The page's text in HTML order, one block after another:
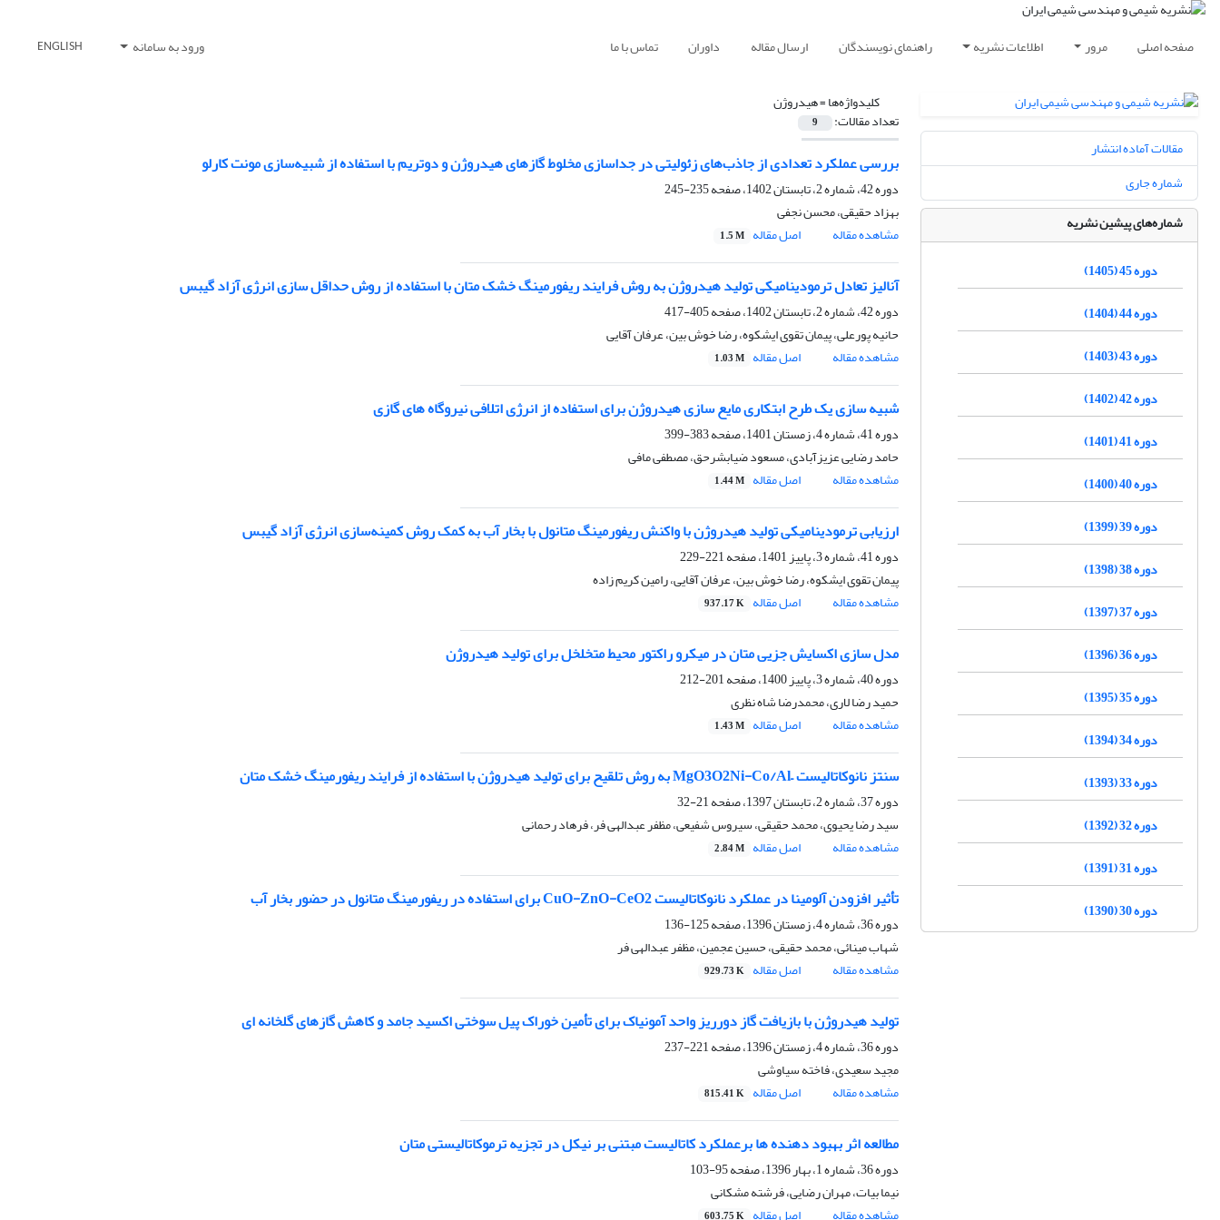
صفحه اصلی مرور اطلاعات نشریه راهنمای نویسندگان ارسال مقاله داوران تماس با ما ورود به سامانه ENGLISH
کلیدواژه‌ها =هیدروژن
تعداد مقالات: 9
بررسی عملکرد تعدادی از جاذب‌های زئولیتی در جداسازی مخلوط گازهای هیدروژن و دوتریم با استفاده از شبیه‌سازی مونت کارلو
دوره 42، شماره 2، تابستان 1402، صفحه
235-245
بهزاد حقیقی، محسن نجفی
مشاهده مقاله
اصل مقاله 1.5 M
آنالیز تعادل ترمودینامیکی تولید هیدروژن به روش فرایند ریفورمینگ خشک متان با استفاده از روش حداقل سازی انرژی آزاد گیبس
دوره 42، شماره 2، تابستان 1402، صفحه
405-417
حانیه پورعلی، پیمان تقوی ایشکوه، رضا خوش بین، عرفان آقایی
مشاهده مقاله
اصل مقاله 1.03 M
شبیه سازی یک طرح ابتکاری مایع سازی هیدروژن برای استفاده از انرژی اتلافی نیروگاه های گازی
دوره 41، شماره 4، زمستان 1401، صفحه
383-399
حامد رضایی عزیزآبادی، مسعود ضیابشرحق، مصطفی مافی
مشاهده مقاله
اصل مقاله 1.44 M
ارزیابی ترمودینامیکی تولید هیدروژن با واکنش ریفورمینگ متانول با بخار آب به کمک روش کمینه‌سازی انرژی آزاد گیبس
دوره 41، شماره 3، پاییز 1401، صفحه
221-229
پیمان تقوی ایشکوه، رضا خوش بین، عرفان آقایی، رامین کریم زاده
مشاهده مقاله
اصل مقاله 937.17 K
مدل سازی اکسایش جزیی متان در میکرو راکتور محیط متخلخل برای تولید هیدروژن
دوره 40، شماره 3، پاییز 1400، صفحه
201-212
حمید رضا لاری، محمدرضا شاه نظری
مشاهده مقاله
اصل مقاله 1.43 M
سنتز نانوکاتالیست –MgO3O2Ni-Co/Al به روش تلقیح برای تولید هیدروژن با استفاده از فرایند ریفورمینگ خشک متان
دوره 37، شماره 2، تابستان 1397، صفحه
21-32
سید رضا یحیوی، محمد حقیقی، سیروس شفیعی، مظفر عبدالهی فر، فرهاد رحمانی
مشاهده مقاله
اصل مقاله 2.84 M
تأثیر افزودن آلومینا در عملکرد نانوکاتالیست CuO-ZnO-CeO2 برای استفاده در ریفورمینگ متانول در حضور بخار آب
دوره 36، شماره 4، زمستان 1396، صفحه
125-136
شهاب مینائی، محمد حقیقی، حسین عجمین، مظفر عبدالهی فر
مشاهده مقاله
اصل مقاله 929.73 K
تولید هیدروژن با بازیافت گاز دورریز واحد آمونیاک برای تأمین خوراک پیل سوختی اکسید جامد و کاهش گازهای گلخانه ای
دوره 36، شماره 4، زمستان 1396، صفحه
221-237
مجید سعیدی، فاخته سیاوشی
مشاهده مقاله
اصل مقاله 815.41 K
مطالعه اثر بهبود دهنده ها برعملکرد کاتالیست مبتنی بر نیکل در تجزیه ترموکاتالیستی متان
دوره 36، شماره 1، بهار 1396، صفحه
95-103
نیما بیات، مهران رضایی، فرشته مشکانی
مقالات آماده انتشار
شماره جاری
شماره‌های پیشین نشریه
دوره 45 (1405)
دوره 44 (1404)
دوره 43 (1403)
دوره 42 (1402)
دوره 41 (1401)
دوره 40 (1400)
دوره 39 (1399)
دوره 38 (1398)
دوره 37 (1397)
دوره 36 (1396)
دوره 35 (1395)
دوره 34 (1394)
دوره 33 (1393)
دوره 32 (1392)
دوره 31 (1391)
دوره 30 (1390)